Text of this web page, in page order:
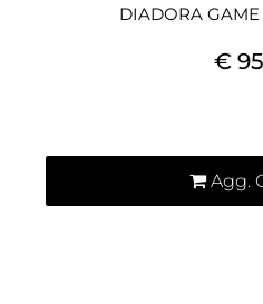
DIADORA
€
Agg.